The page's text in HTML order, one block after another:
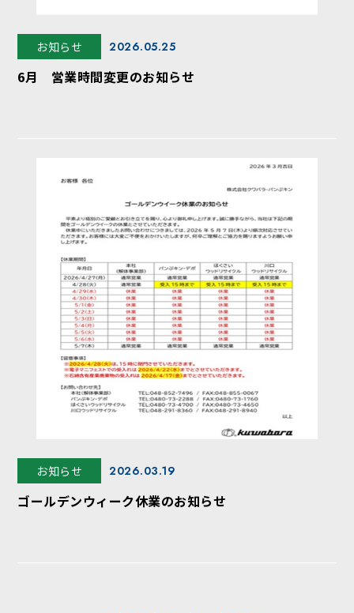
お知らせ 2026.05.25
6月 営業時間変更のお知らせ
お知らせ 2026.03.19
ゴールデンウィーク休業のお知らせ